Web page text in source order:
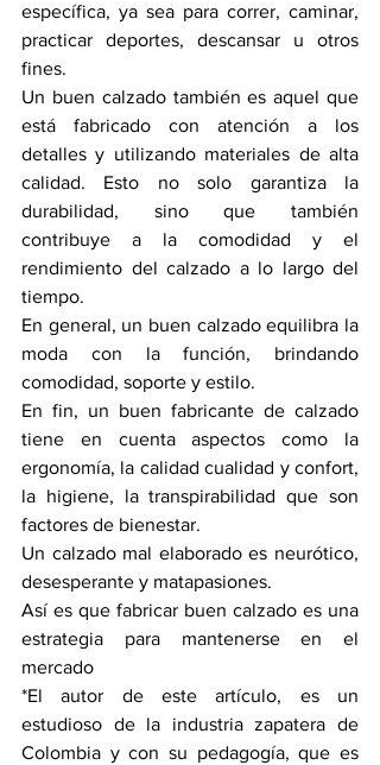
específica, ya sea para correr, caminar,
practicar deportes, descansar u otros
fines.
Un buen calzado también es aquel que
está fabricado con atención a los
detalles y utilizando materiales de alta
calidad. Esto no solo garantiza la
durabilidad, sino que también
contribuye a la comodidad y el
rendimiento del calzado a lo largo del
tiempo.
En general, un buen calzado equilibra la
moda con la función, brindando
comodidad, soporte y estilo.
En fin, un buen fabricante de calzado
tiene en cuenta aspectos como la
ergonomía, la calidad cualidad y confort,
la higiene, la transpirabilidad que son
factores de bienestar.
Un calzado mal elaborado es neurótico,
desesperante y matapasiones.
Así es que fabricar buen calzado es una
estrategia para mantenerse en el
mercado
*El autor de este artículo, es un
estudioso de la industria zapatera de
Colombia y con su pedagogía, que es